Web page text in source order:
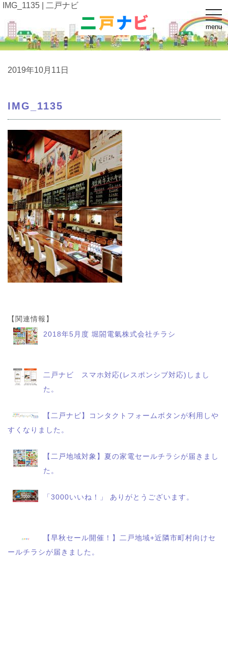
t
o
g
g
l
e
o
menu
IMG_1135 | 二戸ナビ
2019年10月11日
IMG_1135
【関連情報】
2018年5月度 堀閤電氣株式会社チラシ
二戸ナビ スマホ対応(レスポンシブ対応)しまし
た。
【二戸ナビ】コンタクトフォームボタンが利用しや
すくなりました。
【二戸地域対象】夏の家電セールチラシが届きまし
た。
「3000いいね！」 ありがとうございます。
【早秋セール開催！】二戸地域+近隣市町村向けセ
ールチラシが届きました。